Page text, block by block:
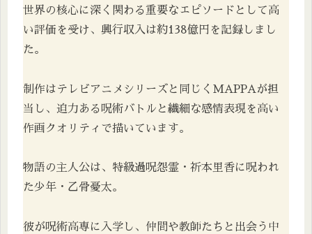
世界の核心に深く関わる重要なエピソードとして高
い評価を受け、興行収入は約138億円を記録しまし
た。
制作はテレビアニメシリーズと同じくMAPPAが担
当し、迫力ある呪術バトルと繊細な感情表現を高い
作画クオリティで描いています。
物語の主人公は、特級過呪怨霊・祈本里香に呪われ
た少年・乙骨憂太。
彼が呪術高専に入学し、仲間や教師たちと出会う中